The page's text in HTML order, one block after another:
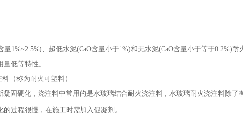
1%~2.5%)、超低水泥(CaO含量小于1%)和无水泥(CaO含量小于等于0.2%)
低等特性。
（称为耐火可塑料）
凝固硬化，浇注料中常用的是水玻璃结合耐火浇注料，水玻璃耐火浇注料除了
过程很慢，在施工时需加入促凝剂。